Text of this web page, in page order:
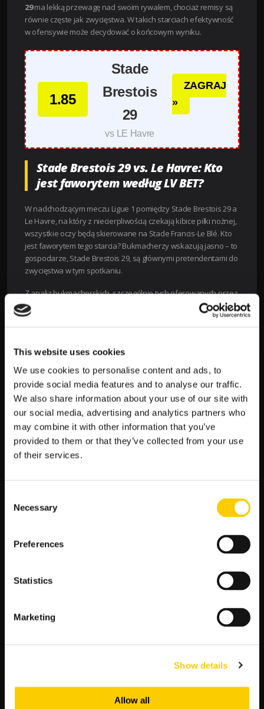
This website uses cookies
We use cookies to personalise content and ads, to
provide social media features and to analyse our traffic.
We also share information about your use of our site with
our social media, advertising and analytics partners who
may combine it with other information that you’ve
provided to them or that they’ve collected from your use
of their services.
Selection
Necessary
Preferences
Statistics
Marketing
Show details
Allow all
29ma lekką przewagę nad swoim rywalem, chociaż remisy są
równie częste jak zwycięstwa. W takich starciach efektywność
w ofensywie może decydować o końcowym wyniku.
1.85
Stade
Brestois
29
vs LE Havre
ZAGRAJ
»
Stade Brestois 29 vs. Le Havre: Kto
jest faworytem według LV BET?
W nadchodzącym meczu Ligue 1 pomiędzy Stade Brestois 29 a
Le Havre, na który z niecierpliwością czekają kibice piłki nożnej,
wszystkie oczy będą skierowane na Stade Francis-Le Blé. Kto
jest faworytem tego starcia? Bukmacherzy wskazują jasno – to
gospodarze, Stade Brestois 29, są głównymi pretendentami do
zwycięstwa w tym spotkaniu.
Z analiz bukmacherskich, szczególnie tych oferowanych przez
LV BET, wynika jednoznacznie, że kurs na zwycięstwo Brestois
wynosi około 1.85. To stawia ich w lepszej pozycji niż kursy na
nadchodzącym meczu.
Kluczowe wartości przedstawione przez LV BET:
– **Zwycięzca meczu:**
– Brestois: 1.85
– Remis: 3.50
– Le Havre: 4.25
– **Zwycięzca drugiej połowy:**
– Poniżej 2.5: 1.70
faworytem do zwycięstwa, według kursu 1.85.
(kurs 2.15).
Dlaczego Stade Brestois 29 ma
większe szanse na zwycięstwo?